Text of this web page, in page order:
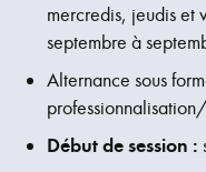
mercredis, jeudis et
septembre à
Alternance sous
Début de session :